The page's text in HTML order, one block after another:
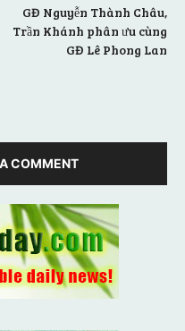
GĐ Nguyễn Thành Châu,
Trần Khánh phân ưu cùng
GĐ Lê Phong Lan
COMMENT